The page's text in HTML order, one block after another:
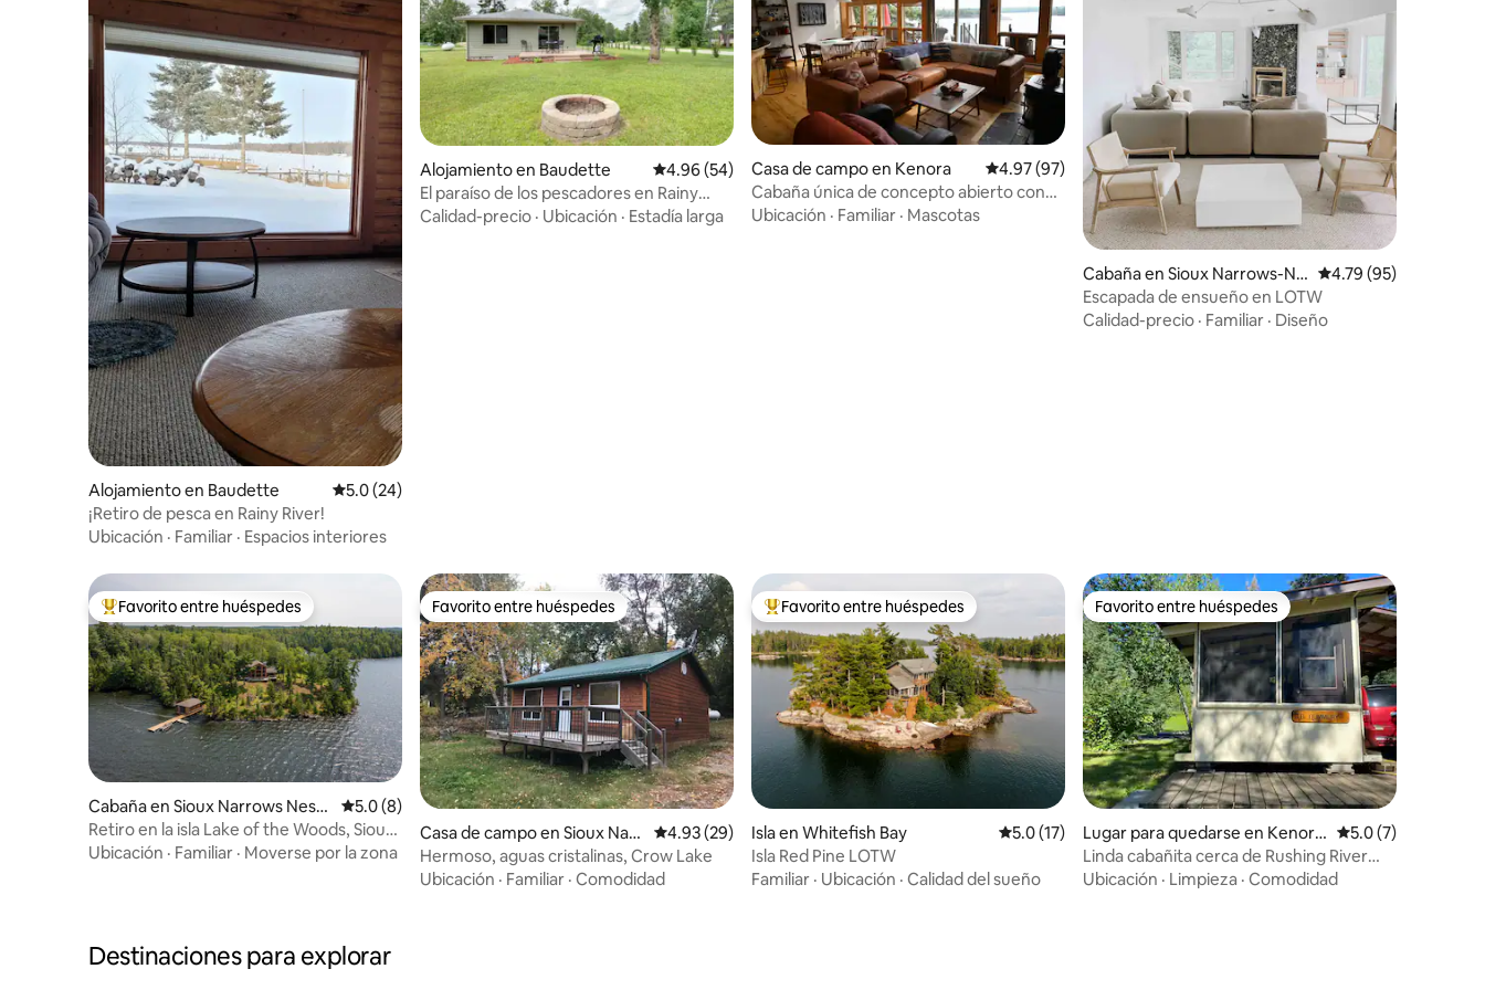
Alojamiento en Baudette Calificación promedio: 5.0 de 5, 24 reseñas
5.0 (24)
¡Retiro de pesca en Rainy River!
Ubicación · Familiar · Espacios interiores
Alojamiento en Baudette Calificación promedio: 4.96 de 5, 54 reseñas
4.96 (54)
El paraíso de los pescadores en Rainy
River
Calidad-precio · Ubicación · Estadía larga
Casa de campo en Kenora Calificación promedio: 4.97 de 5, 97 reseñas
4.97 (97)
Cabaña única de concepto abierto con
cabaña de invitados privada
Ubicación · Familiar · Mascotas
Cabaña en Sioux Narrows-Ne
stor Falls
Calificación
4.79 (95)
Escapada de ensueño en LOTW
Calidad-precio · Familiar · Diseño
Favorito entre huéspedes preferido
Favorito entre huéspedes
Cabaña en Sioux Narrows Nesto
r Falls
Calificación promedio: 5.0 de 5, 8 reseñas
5.0 (8)
Retiro en la isla Lake of the Woods, Sioux
Narrows, Ontario
Ubicación · Familiar · Moverse por la zona
Favorito entre huéspedes
Favorito entre huéspedes
Casa de campo en Sioux Narr
ows-Nestor Falls
Calificación promedio: 4.93 de 5, 29 reseñas
4.93 (29)
Hermoso, aguas cristalinas, Crow Lake
Ubicación · Familiar · Comodidad
Favorito entre huéspedes preferido
Favorito entre huéspedes
Isla en Whitefish Bay Calificación promedio: 5.0 de 5, 17 reseñas
5.0 (17)
Isla Red Pine LOTW
Familiar · Ubicación · Calidad del sueño
Favorito entre huéspedes
Favorito entre huéspedes
Lugar para quedarse en Kenora,
Unorganized
Calificación
5.0 (7)
Linda cabañita cerca de Rushing River
Park
Ubicación · Limpieza · Comodidad
Destinaciones para explorar